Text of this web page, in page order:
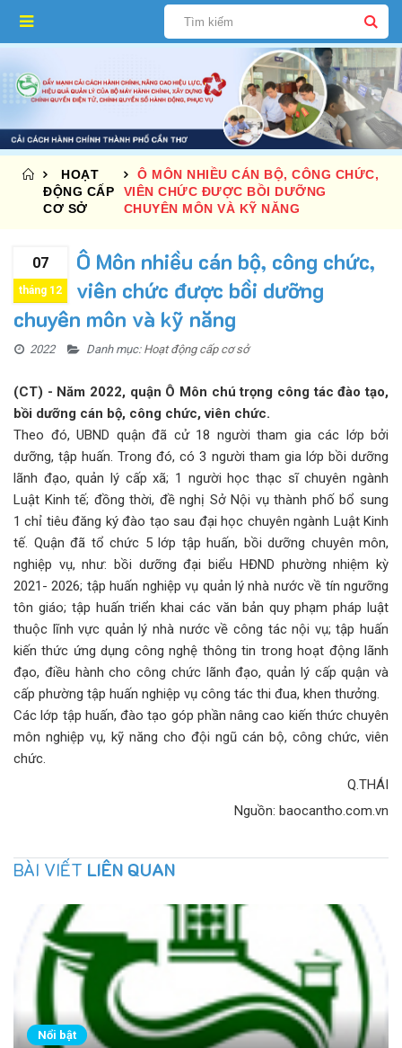
HOẠT
ĐỘNG CẤP
CƠ SỞ
Ô MÔN NHIỀU CÁN BỘ, CÔNG CHỨC,
VIÊN CHỨC ĐƯỢC BỒI DƯỠNG
CHUYÊN MÔN VÀ KỸ NĂNG
07
tháng 12
Ô Môn nhiều cán bộ, công chức,
viên chức được bồi dưỡng
chuyên môn và kỹ năng
2022 Danh mục: Hoạt động cấp cơ sở
(CT) - Năm 2022, quận Ô Môn chú trọng công tác đào tạo,
bồi dưỡng cán bộ, công chức, viên chức.
Theo đó, UBND quận đã cử 18 người tham gia các lớp bởi
dưỡng, tập huấn. Trong đó, có 3 người tham gia lớp bồi dưỡng
lãnh đạo, quản lý cấp xã; 1 người học thạc sĩ chuyên ngành
Luật Kinh tế; đồng thời, đề nghị Sở Nội vụ thành phố bổ sung
1 chỉ tiêu đăng ký đào tạo sau đại học chuyên ngành Luật Kinh
tế. Quận đã tổ chức 5 lớp tập huấn, bồi dưỡng chuyên môn,
nghiệp vụ, như: bồi dưỡng đại biểu HĐND phường nhiệm kỳ
2021- 2026; tập huấn nghiệp vụ quản lý nhà nước về tín ngưỡng
tôn giáo; tập huấn triển khai các văn bản quy phạm pháp luật
thuộc lĩnh vực quản lý nhà nước về công tác nội vụ; tập huấn
kiến thức ứng dụng công nghệ thông tin trong hoạt động lãnh
đạo, điều hành cho công chức lãnh đạo, quản lý cấp quận và
cấp phường tập huấn nghiệp vụ công tác thi đua, khen thưởng.
Các lớp tập huấn, đào tạo góp phần nâng cao kiến thức chuyên
môn nghiệp vụ, kỹ năng cho đội ngũ cán bộ, công chức, viên
chức.
Q.THÁI
Nguồn: baocantho.com.vn
BÀI VIẾT LIÊN QUAN
Nổi bật